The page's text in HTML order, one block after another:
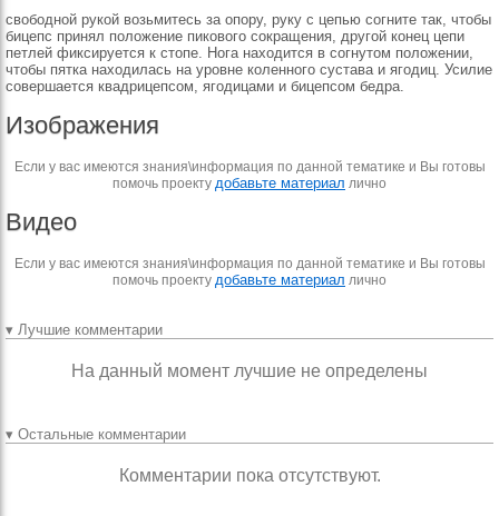
свобод­ной рукой возьмитесь за опору, руку с цепью согни­те так, чтобы
бицепс при­нял положение пикового со­кращения, другой конец це­пи
петлей фиксируется к стопе. Нога находится в согнутом положении,
чтобы пятка находилась на уров­не коленного сустава и яго­диц. Усилие
совершается квадрицепсом, ягодицами и бицепсом бедра.
Изображения
Если у вас имеются знания\информация по данной тематике и Вы готовы
помочь проекту добавьте материал лично
Видео
Если у вас имеются знания\информация по данной тематике и Вы готовы
помочь проекту добавьте материал лично
▾ Лучшие комментарии
На данный момент лучшие не определены
▾ Остальные комментарии
Комментарии пока отсутствуют.